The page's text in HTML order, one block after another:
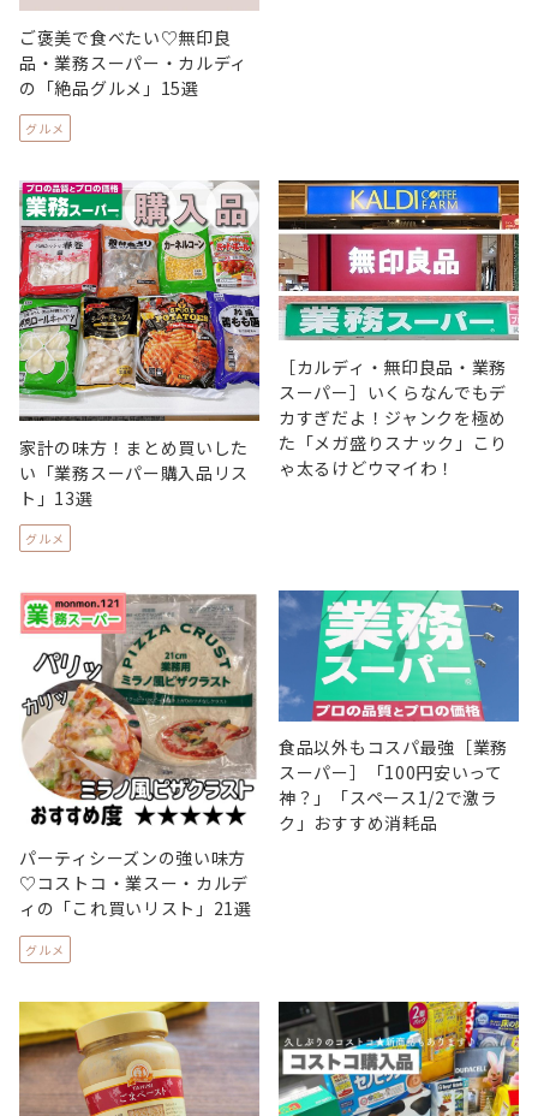
ご褒美で食べたい♡無印良
品・業務スーパー・カルディ
の「絶品グルメ」15選
グルメ
家計の味方！まとめ買いした
い「業務スーパー購入品リス
ト」13選
グルメ
［カルディ・無印良品・業務
スーパー］いくらなんでもデ
カすぎだよ！ジャンクを極め
た「メガ盛りスナック」こり
ゃ太るけどウマイわ！
パーティシーズンの強い味方
♡コストコ・業スー・カルデ
ィの「これ買いリスト」21選
グルメ
食品以外もコスパ最強［業務
スーパー］「100円安いって
神？」「スペース1/2で激ラ
ク」おすすめ消耗品